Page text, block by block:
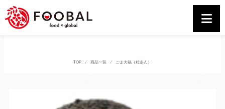
TOP 商品一覧 ごま大福（粒あん）